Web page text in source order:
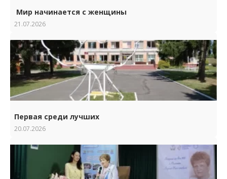
Мир начинается с женщины
21.07.2026
Первая среди лучших
20.07.2026